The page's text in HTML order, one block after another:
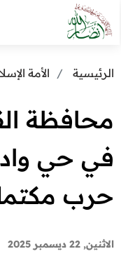
الرئيسية الأمة
محافظة
في حي
حرب
الاثنين, 22 ديسمبر 2025